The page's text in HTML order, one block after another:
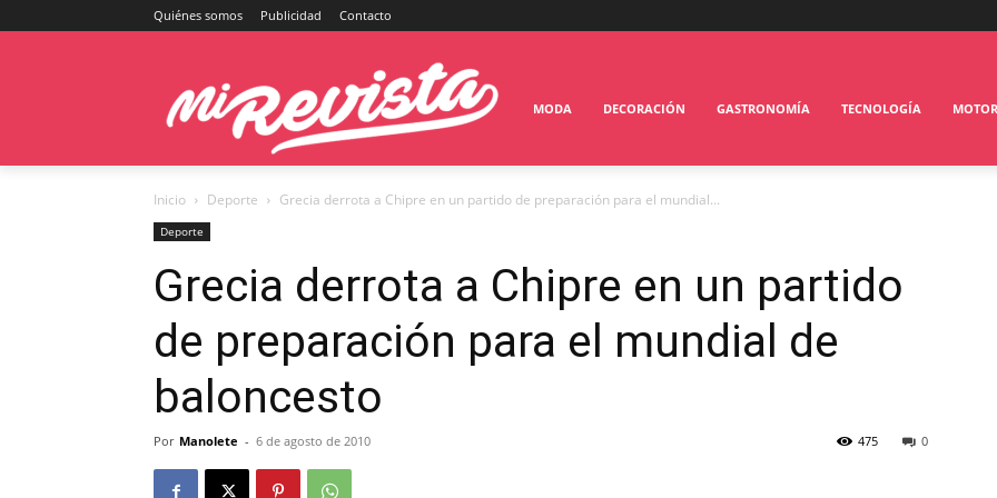
Quiénes somos Publicidad Contacto
MODA DECORACIÓN GASTRONOMÍA TECNOLOGÍA MOTOR
Inicio Deporte Grecia derrota a Chipre en un partido de preparación para el mundial...
Deporte
Grecia derrota a Chipre en un partido
de preparación para el mundial de
baloncesto
Por Manolete - 6 de agosto de 2010 0
475